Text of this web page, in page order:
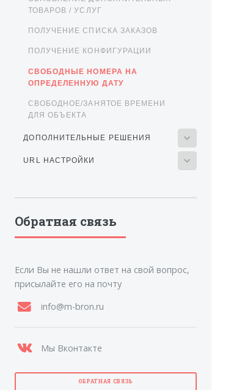
ТОВАРОВ / УСЛУГ
ПОЛУЧЕНИЕ СПИСКА ЗАКАЗОВ
ПОЛУЧЕНИЕ КОНФИГУРАЦИИ
СВОБОДНЫЕ НОМЕРА НА
ОПРЕДЕЛЕННУЮ ДАТУ
CВОБОДНОЕ/ЗАНЯТОЕ ВРЕМЕНИ
ДЛЯ ОБЪЕКТА
ДОПОЛНИТЕЛЬНЫЕ РЕШЕНИЯ
URL НАСТРОЙКИ
Обратная связь
Если Вы не нашли ответ на свой вопрос,
присылайте его на почту
info@m-bron.ru
Мы Вконтакте
ОБРАТНАЯ СВЯЗЬ